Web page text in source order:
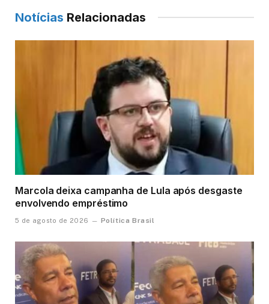
Notícias Relacionadas
Marcola deixa campanha de Lula após desgaste
envolvendo empréstimo
5 de agosto de 2026 Política Brasil